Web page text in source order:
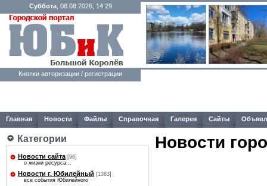
Суббота, 08.08.2026, 14:29
Кнопки авторизации / регистрации
Главная Новости Файлы Справочная Галерея Сайты
Категории
Новости сайта [96]
о жизни ресурса...
Новости г. Юбилейный [1383]
все события Юбилейного
Новости